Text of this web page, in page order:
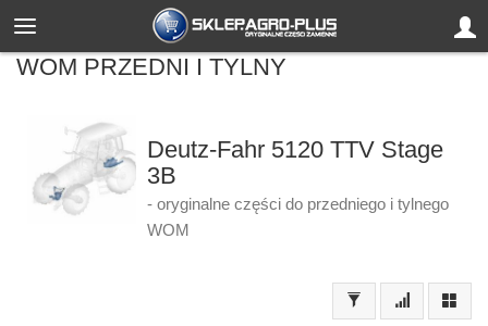
WOM PRZEDNI I TYLNY
Deutz-Fahr 5120 TTV Stage
3B
- oryginalne części do przedniego i tylnego
WOM